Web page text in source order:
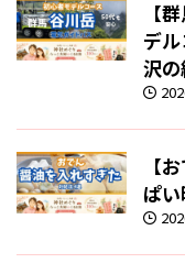
【
デ
沢
【
ぱ